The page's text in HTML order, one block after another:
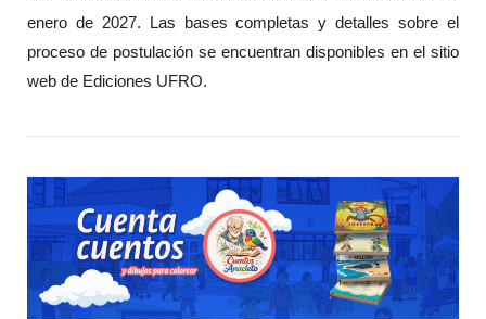
enero de 2027. Las bases completas y detalles sobre el
proceso de postulación se encuentran disponibles en el sitio
web de Ediciones UFRO.